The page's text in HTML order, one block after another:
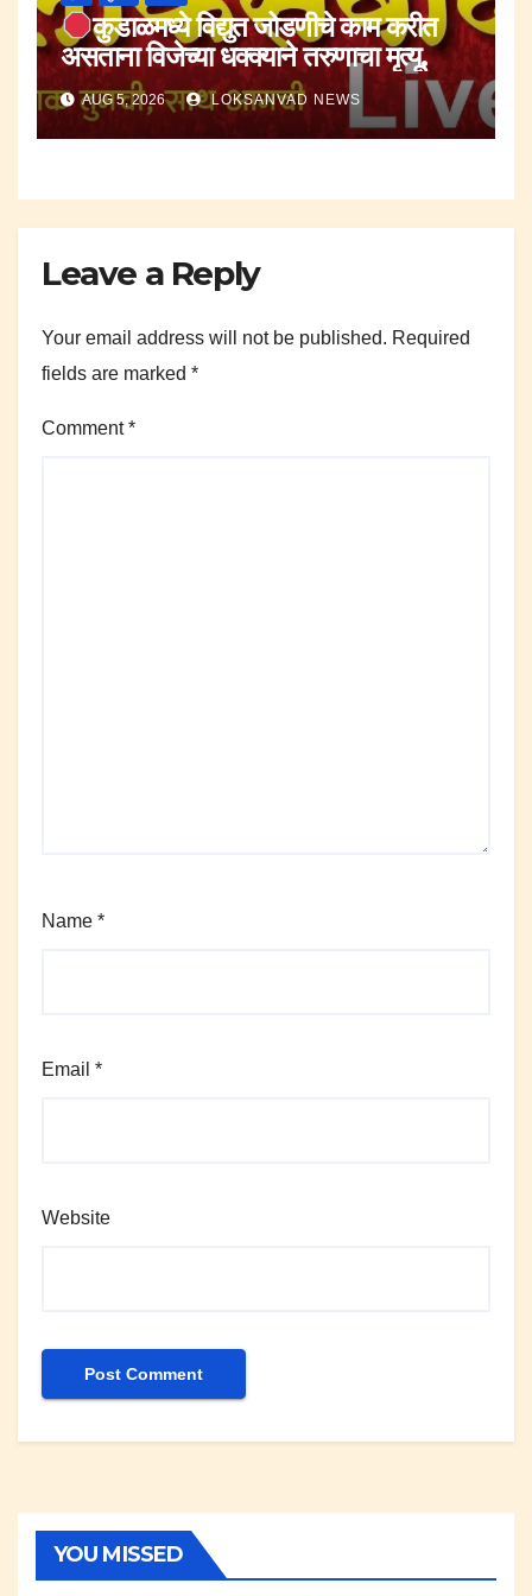
कुडाळमध्ये विद्युत जोडणीचे काम करीत
असताना विजेच्या धक्क्याने तरुणाचा मृत्यू.
AUG 5, 2026 LOKSANVAD NEWS
Leave a Reply
Your email address will not be published. Required
fields are marked *
Comment*
Name *
Email *
Website
YOU MISSED